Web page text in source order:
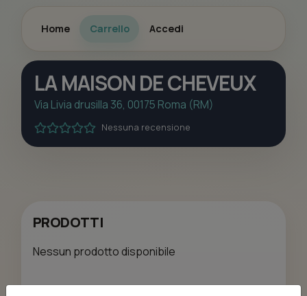
Home Carrello Accedi
LA MAISON DE CHEVEUX
Via Livia drusilla 36, 00175 Roma (RM)
Nessuna recensione
PRODOTTI
Nessun prodotto disponibile